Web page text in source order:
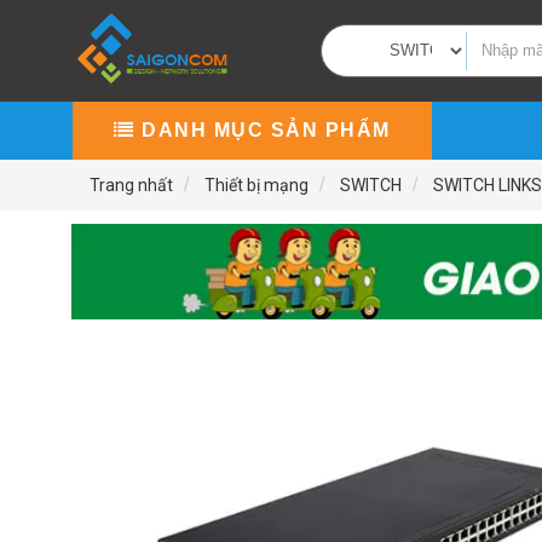
DANH MỤC SẢN PHẨM
Trang nhất Thiết bị mạng SWITCH SWITCH